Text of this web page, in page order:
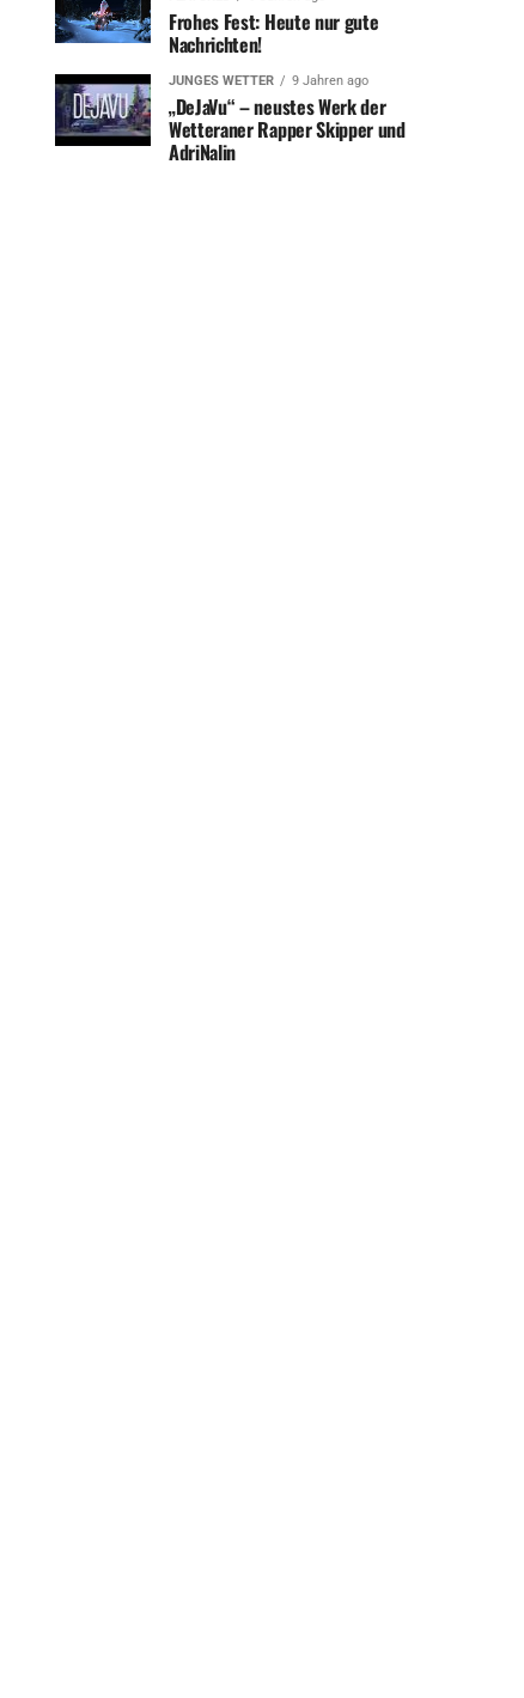
Frohes Fest: Heute nur gute
Nachrichten!
JUNGES WETTER 9 Jahren ago
„DeJaVu“ – neustes Werk der
Wetteraner Rapper Skipper und
AdriNalin